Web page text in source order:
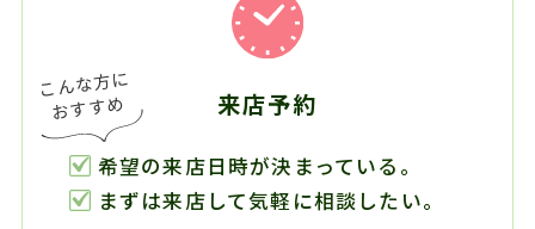
来店予約
希望の来店日時が決まっている。
まずは来店して気軽に相談したい。